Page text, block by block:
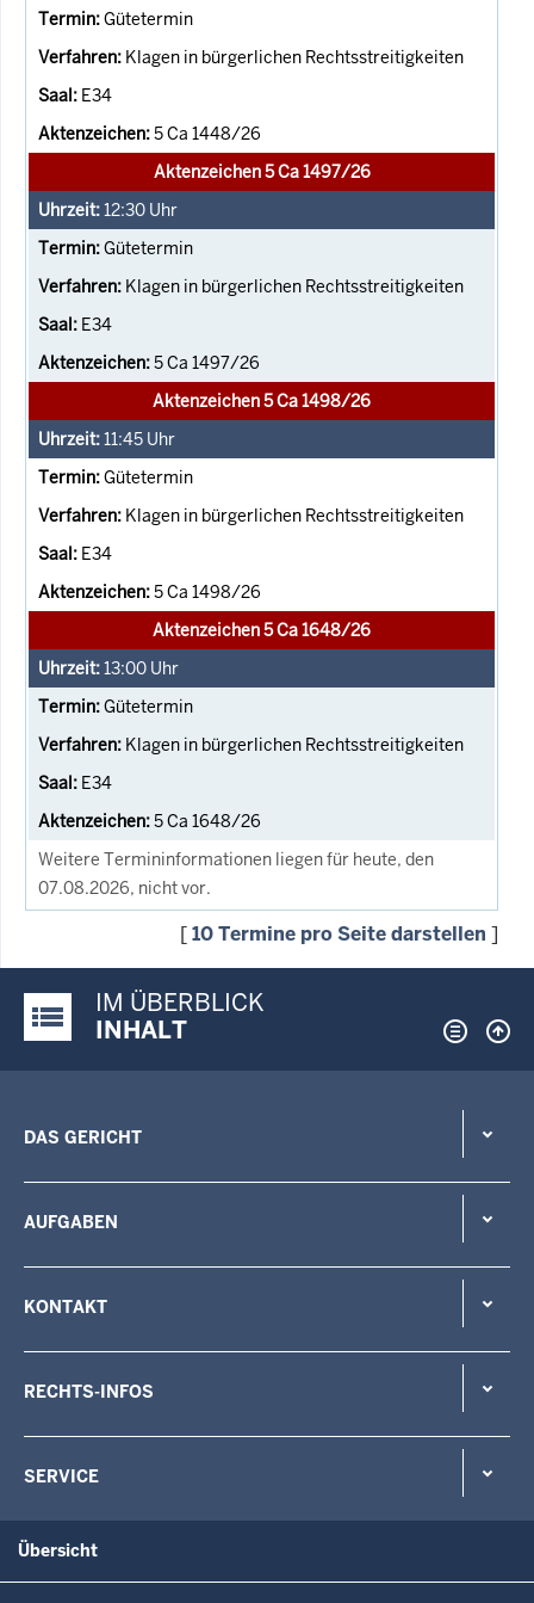
Gütetermin
Klagen in bürgerlichen Rechtsstreitigkeiten
E34
5 Ca 1448/26
Aktenzeichen 5 Ca 1497/26
12:30 Uhr
Gütetermin
Klagen in bürgerlichen Rechtsstreitigkeiten
E34
5 Ca 1497/26
Aktenzeichen 5 Ca 1498/26
11:45 Uhr
Gütetermin
Klagen in bürgerlichen Rechtsstreitigkeiten
E34
5 Ca 1498/26
Aktenzeichen 5 Ca 1648/26
13:00 Uhr
Gütetermin
Klagen in bürgerlichen Rechtsstreitigkeiten
E34
5 Ca 1648/26
Weitere Termininformationen liegen für heute, den
07.08.2026, nicht vor.
[10 Termine pro Seite darstellen ]
Justiz-Portal im Überblick:
IM ÜBERBLICK
INHALT
DAS GERICHT
AUFGABEN
KONTAKT
RECHTS-INFOS
SERVICE
Übersicht